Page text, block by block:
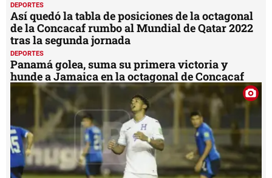
DEPORTES
Así quedó la tabla de posiciones de la octagonal
de la Concacaf rumbo al Mundial de Qatar 2022
tras la segunda jornada
DEPORTES
Panamá golea, suma su primera victoria y
hunde a Jamaica en la octagonal de Concacaf